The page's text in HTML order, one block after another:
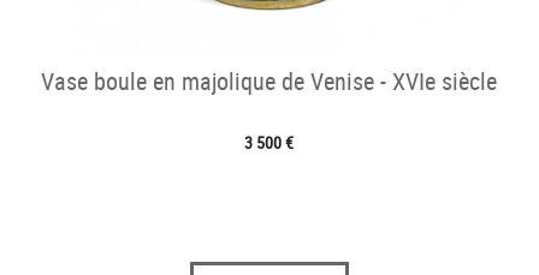
Vase boule en majolique de Venise - XVIe siècle
3 500 €